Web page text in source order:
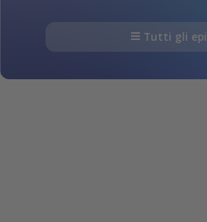
Tutti gli